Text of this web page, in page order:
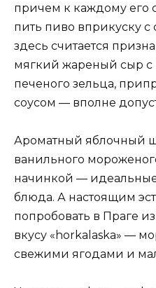
причем к каждому его
пить пиво вприкуску
здесь считается
мягкий жареный сыр с
печеного зельца,
соусом — вполне
Ароматный яблочный
ванильного
начинкой —
блюда. А настоящим
попробовать в Праге
вкусу «horkalaska» —
свежими ягодами и